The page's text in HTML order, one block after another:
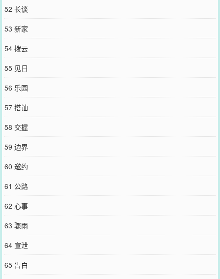
52 长谈
53 新家
54 拨云
55 见日
56 乐园
57 搭讪
58 交握
59 边界
60 邀约
61 公路
62 心事
63 骤雨
64 宣泄
65 告白